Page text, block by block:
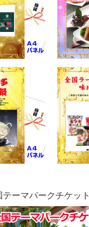
ーマパークチケット